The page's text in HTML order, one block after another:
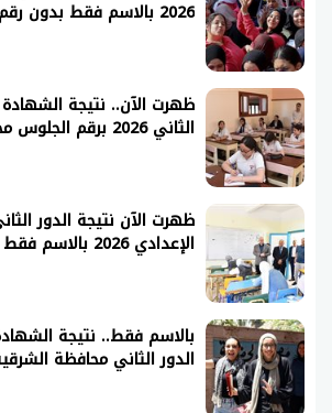
2026 بالاسم فقط بدون رقم الجلوس
ظهرت الآن.. نتيجة الشهادة
الثاني 2026 برقم الجلوس محافظة الشرقية
ظهرت الآن نتيجة الدور
الإعدادي 2026 بالاسم فقط
الدور الثاني محافظة